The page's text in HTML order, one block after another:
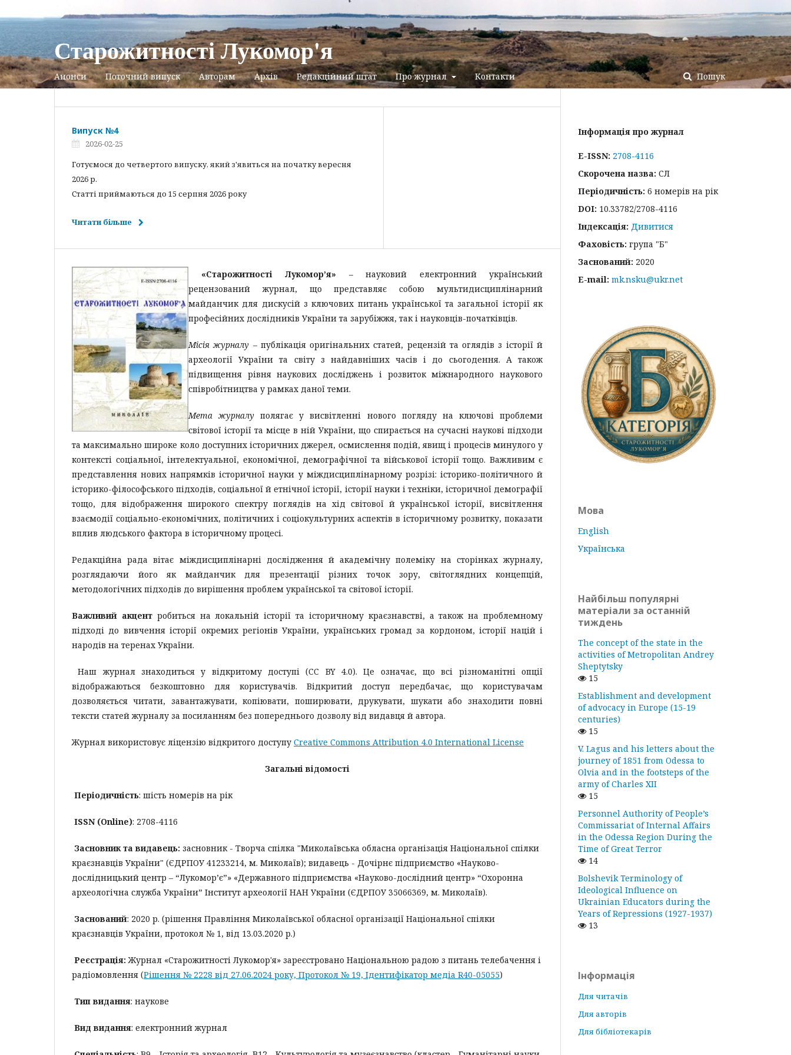
Старожитності Лукомор'я
Анонси Поточний випуск Авторам Архів Редакційний штат Про журнал Контакти Пошук
Випуск №4
2026-02-25
Готуємося до четвертого випуску, який з'явиться на початку вересня
2026 р.
Статті приймаються до 15 серпня 2026 року
Читати більше
«Старожитності Лукомор’я» – науковий електронний український
рецензований журнал, що представляє собою мультидисциплінарний
майданчик для дискусій з ключових питань української та загальної історії як
професійних дослідників України та зарубіжжя, так і науковців-початківців.
Місія журналу – публікація оригінальних статей, рецензій та оглядів з історії й
археології України та світу з найдавніших часів і до сьогодення. А також
підвищення рівня наукових досліджень і розвиток міжнародного наукового
співробітництва у рамках даної теми.
Мета журналу полягає у висвітленні нового погляду на ключові проблеми
світової історії та місце в ній України, що спирається на сучасні наукові підходи
та максимально широке коло доступних історичних джерел, осмислення подій, явищ і процесів минулого у
контексті соціальної, інтелектуальної, економічної, демографічної та військової історії тощо. Важливим є
представлення нових напрямків історичної науки у міждисциплінарному розрізі: історико-політичного й
історико-філософського підходів, соціальної й етнічної історії, історії науки і техніки, історичної демографії
тощо, для відображення широкого спектру поглядів на хід світової й української історії, висвітлення
взаємодії соціально-економічних, політичних і соціокультурних аспектів в історичному розвитку, показати
вплив людського фактора в історичному процесі.
Редакційна рада вітає міждисциплінарні дослідження й академічну полеміку на сторінках журналу,
розглядаючи його як майданчик для презентації різних точок зору, світоглядних концепцій,
методологічних підходів до вирішення проблем української та світової історії.
Важливий акцентробиться на локальній історії та історичному краєзнавстві, а також на проблемному
підході до вивчення історії окремих регіонів України, українських громад за кордоном, історії націй і
народів на теренах України.
Наш журнал знаходиться у відкритому доступі (CC BY 4.0). Це означає, що всі різноманітні опції
відображаються безкоштовно для користувачів. Відкритий доступ передбачає, що користувачам
дозволяється читати, завантажувати, копіювати, поширювати, друкувати, шукати або знаходити повні
тексти статей журналу за посиланням без попереднього дозволу від видавця й автора.
Журнал використовує ліцензію відкритого доступу Creative Commons Attribution 4.0 International License
Загальні відомості
Періодичність: шість номерів на рік
ISSN (Online): 2708-4116
Засновник та видавець: засновник - Творча спілка "Миколаївська обласна організація Національної спілки
краєзнавців України" (ЄДРПОУ 41233214, м. Миколаїв); видавець - Дочірнє підприємство «Науково-
дослідницький центр – “Лукомор’є”» «Державного підприємства «Науково-дослідний центр» “Охоронна
археологічна служба України” Інститут археології НАН України (ЄДРПОУ 35066369, м. Миколаїв).
Заснований: 2020 р. (рішення Правління Миколаївської обласної організації Національної спілки
краєзнавців України, протокол № 1, від 13.03.2020 р.)
Реєстрація:Журнал «Старожитності Лукомор'я» зареєстровано Національною радою з питань телебачення і
радіомовлення (Рішення № 2228 від 27.06.2024 року, Протокол № 19, Ідентифікатор медіа R40-05055)
Тип видання: наукове
Вид видання: електронний журнал
Інформація про журнал
E-ISSN: 2708-4116
Скорочена назва: СЛ
Періодичність: 6 номерів на рік
DOI: 10.33782/2708-4116
Індексація: Дивитися
Фаховість: група "Б"
Заснований: 2020
E-mail: mk.nsku@ukr.net
Мова
English
Українська
Найбільш популярні
матеріали за останній
тиждень
The concept of the state in the
activities of Metropolitan Andrey
Sheptytsky
15
Establishment and development
of advocacy in Europe (15-19
centuries)
15
V. Lagus and his letters about the
journey of 1851 from Odessa to
Olvia and in the footsteps of the
army of Charles XII
15
Personnel Authority of People’s
Commissariat of Internal Affairs
in the Odessa Region During the
Time of Great Terror
14
Bolshevik Terminology of
Ideological Influence on
Ukrainian Educators during the
Years of Repressions (1927-1937)
13
Інформація
Для читачів
Для авторів
Для бібліотекарів